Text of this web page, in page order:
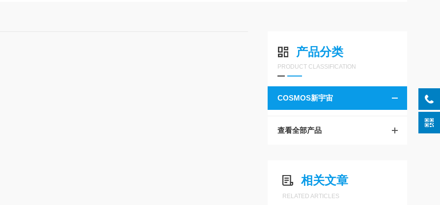
产品分类
PRODUCT CLASSIFICATION
COSMOS新宇宙
查看全部产品
相关文章
RELATED ARTICLES